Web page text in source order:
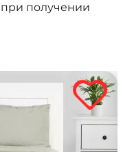
получении